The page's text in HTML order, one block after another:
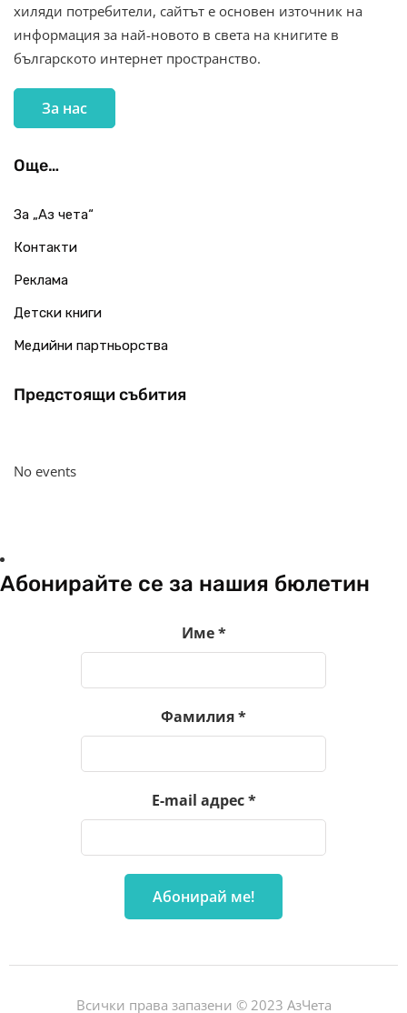
хиляди потребители, сайтът е основен източник на
информация за най-новото в света на книгите в
българското интернет пространство.
За нас
Още…
За „Аз чета“
Контакти
Реклама
Детски книги
Медийни партньорства
Предстоящи събития
No events
Абонирайте се за нашия бюлетин
Име*
Фамилия*
E-mail адрес*
Всички права запазени © 2023 АзЧета